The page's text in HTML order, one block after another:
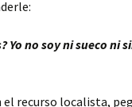
Yo no soy ni sueco ni
el recurso localista,